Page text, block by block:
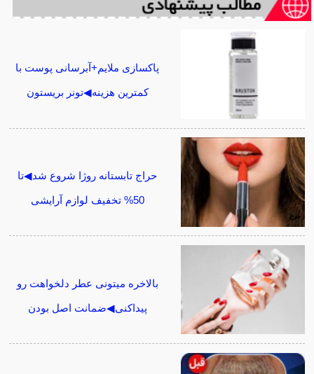
پاکسازی ملایم+آبرسانی پوست با
کمترین هزینه◀تونر بریستون
حراج تابستانه روژا شروع شد◀تا
50% تخفیف لوازم آرایشی
بالاخره میتونی عطر دلخواهت رو
پیداکنی◀ضمانت اصل بودن